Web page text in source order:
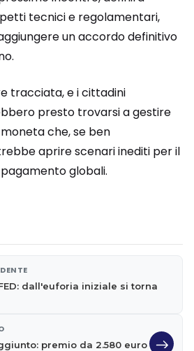
tecnici e regolamentari,
un accordo definitivo
tracciata, e i cittadini
presto trovarsi a gestire
che, se ben
aprire scenari inediti per il
globali.
dall'euforia iniziale si torna
premio da 2.580 euro